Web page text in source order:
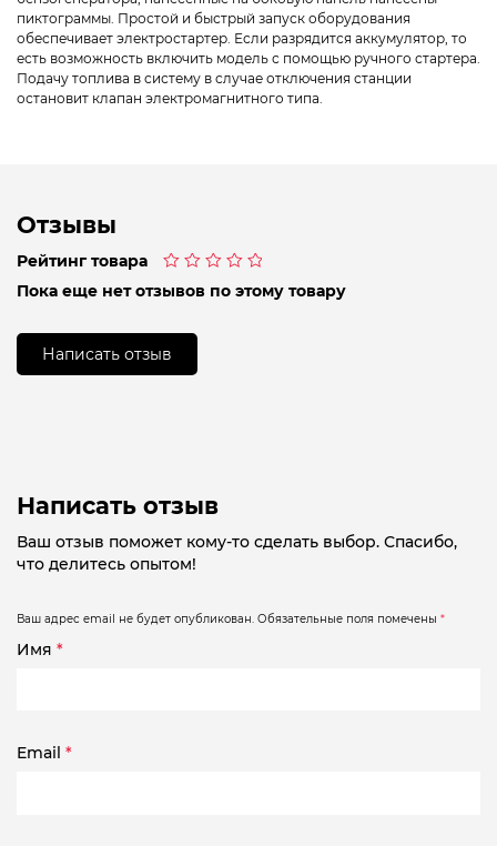
пиктограммы. Простой и быстрый запуск оборудования
обеспечивает электростартер. Если разрядится аккумулятор, то
есть возможность включить модель с помощью ручного стартера.
Подачу топлива в систему в случае отключения станции
остановит клапан электромагнитного типа.
Отзывы
Рейтинг товара
0
Пока еще нет отзывов по этому товару
Написать отзыв
Написать отзыв
Ваш отзыв поможет кому-то сделать выбор. Спасибо,
что делитесь опытом!
Ваш адрес email не будет опубликован. Обязательные поля помечены *
Имя *
Email *